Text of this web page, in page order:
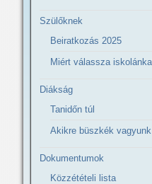
Szülőknek
Beiratkozás 2025
Miért válassza
Diákság
Tanidőn túl
Akikre büszkék vagyunk
Dokumentumok
Közzétételi lista